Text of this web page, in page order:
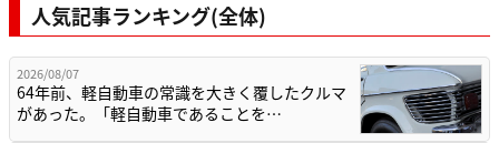
人気記事ランキング(全体)
2026/08/07
64年前、軽自動車の常識を大きく覆したクルマ
があった。「軽自動車であることを…